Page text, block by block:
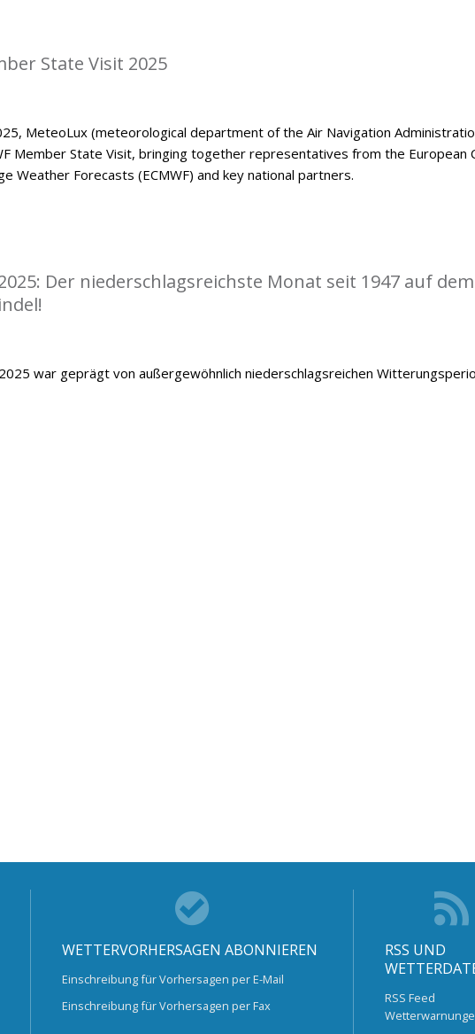
State Visit 2025
MeteoLux (meteorological department of the Air Navigation
Member State Visit, bringing together representatives from the European
Weather Forecasts (ECMWF) and key national partners.
Der niederschlagsreichste Monat seit 1947 auf dem
war geprägt von außergewöhnlich niederschlagsreichen
WETTERVORHERSAGEN ABONNIEREN
Einschreibung für Vorhersagen per E-Mail
Einschreibung für Vorhersagen per Fax
RSS UND
RSS Feed